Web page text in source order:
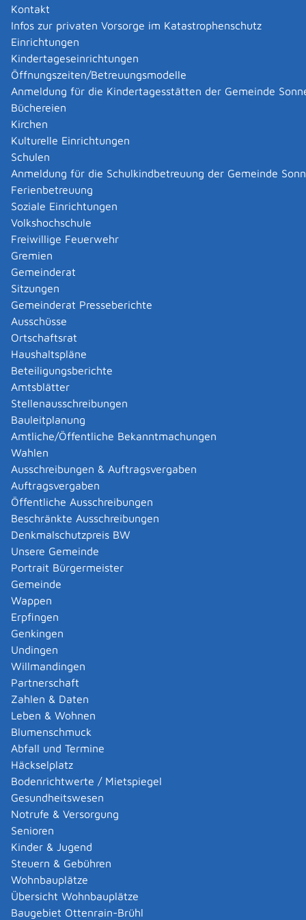
Kontakt
Infos zur privaten Vorsorge im Katastrophenschutz
Einrichtungen
Kindertageseinrichtungen
Öffnungszeiten/Betreuungsmodelle
Anmeldung für die Kindertagesstätten der Gemeinde
Büchereien
Kirchen
Kulturelle Einrichtungen
Schulen
Anmeldung für die Schulkindbetreuung der Gemeinde
Ferienbetreuung
Soziale Einrichtungen
Volkshochschule
Freiwillige Feuerwehr
Gremien
Gemeinderat
Sitzungen
Gemeinderat Presseberichte
Ausschüsse
Ortschaftsrat
Haushaltspläne
Beteiligungsberichte
Amtsblätter
Stellenausschreibungen
Bauleitplanung
Amtliche/Öffentliche Bekanntmachungen
Wahlen
Ausschreibungen & Auftragsvergaben
Auftragsvergaben
Öffentliche Ausschreibungen
Beschränkte Ausschreibungen
Denkmalschutzpreis BW
Unsere Gemeinde
Portrait Bürgermeister
Gemeinde
Wappen
Erpfingen
Genkingen
Undingen
Willmandingen
Partnerschaft
Zahlen & Daten
Leben & Wohnen
Blumenschmuck
Abfall und Termine
Häckselplatz
Bodenrichtwerte / Mietspiegel
Gesundheitswesen
Notrufe & Versorgung
Senioren
Kinder & Jugend
Steuern & Gebühren
Wohnbauplätze
Übersicht Wohnbauplätze
Baugebiet Ottenrain-Brühl
oder die für den Rentenbeginn maßgebliche
Altersgrenze erreicht haben. Weitere Voraussetzung ist,
dass Ihr eigenes Einkommen und Vermögen oder das
Ihres Ehe- oder Lebenspartners beziehungsweise Ihrer
Ehe- oder Lebenspartnerin nicht ausreicht.
Hinweis: Bei einem Jahreseinkommen unter 100.000
Euro müssen Kinder beziehungsweise Eltern keinen
Unterhalt zahlen.
Die Grundsicherung umfasst
den gültigen Regelsatz,
die tatsächlichen Aufwendungen für Unterkunft
und Heizung, soweit sie angemessen sind.
Mehrbedarfe beispielsweise bei
Besitz eines Schwerbehindertenausweises mit
dem Merkzeichen G
Krankheit, wenn deswegen ein
bei Zöliakie oder Mukoviszidose)
einmalige Bedarfe in Sondersituationen (zum
Beispiel Erstausstattung einer Wohnung),
Anschaffung und Reparatur von orthopädischen
Schuhen
Beiträge zur Kranken- und Pflegeversicherung
Hinweis: Grundsicherung können Sie auch bei
stationärer Unterbringung, beispielsweise in einer
Pflegeeinrichtung, erhalten.
Onlineantrag und Formulare
Grundsicherung / Hilfe zum Lebensunterhalt
beantragen v2.1
Zuständige Stelle
wenn Sie in einem Stadtkreis wohnen: die
Stadtverwaltung
wenn Sie in einem Landkreis wohnen: das
Landratsamt
Hinweis: Teilweise haben die Landkreise die
Zuständigkeit auf größere Städte in ihrem Kreisgebiet
übertragen. Wohnen Sie in einem Landkreis, kann Ihnen
das Landratsamt die zuständige Behörde auf jeden Fall
benennen.
Kreissozialamt [Landratsamt Reutlingen]
Leistungsdetails
Voraussetzungen
Ihr Einkommen oder das Ihres Ehe- oder
Lebenspartners beziehungsweise Ihrer Ehe- oder
Lebenspartnerin liegt unter dem gesetzlichen
Grundsicherungsbedarf